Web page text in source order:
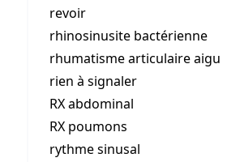
revoir
rhinosinusite bactérienne
rhumatisme articulaire aigu
rien à signaler
RX abdominal
RX poumons
rythme sinusal